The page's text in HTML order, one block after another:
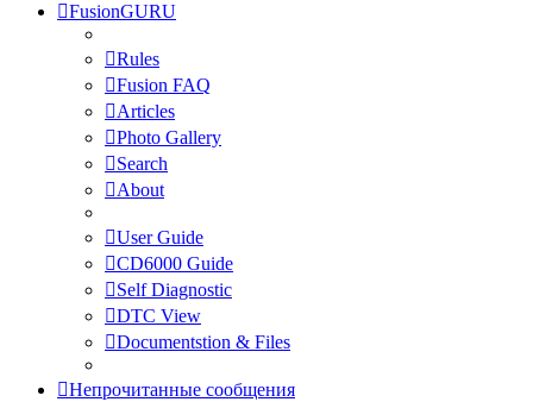
FusionGURU
Rules
Fusion FAQ
Articles
Photo Gallery
Search
About
User Guide
CD6000 Guide
Self Diagnostic
DTC View
Documentstion & Files
Непрочитанные сообщения